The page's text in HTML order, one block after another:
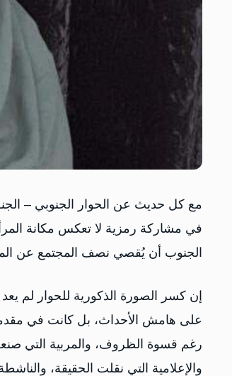
مع كل حديث عن الحوار الجنوبي –
في مشاركة رمزية لا تعكس مكانة
الجنوب أن يُقصي نصف المجتمع عن
إن كسر الصورة الذكورية للحوار لم
على هامش الأحداث، بل كانت في
رغم قسوة الظروف، والمربية التي
والإعلامية التي نقلت الحقيقة،